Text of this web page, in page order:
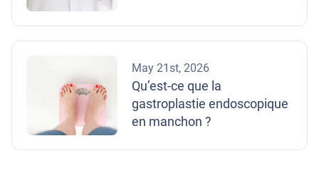
May 21st, 2026
Qu’est-ce que la
gastroplastie endoscopique
en manchon ?